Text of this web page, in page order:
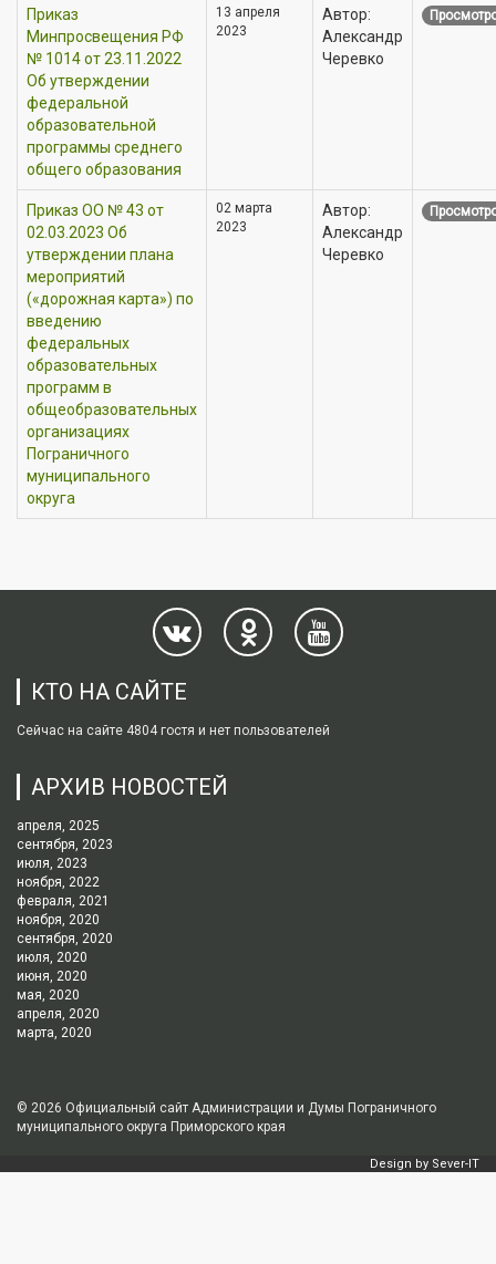
Приказ
Минпросвещения РФ
№ 1014 от 23.11.2022
Об утверждении
федеральной
образовательной
программы среднего
общего образования
13 апреля
2023
Автор:
Александр
Черевко
Приказ OO № 43 от
02.03.2023 Об
утверждении плана
мероприятий
(«дорожная карта») по
введению
федеральных
образовательных
программ в
общеобразовательных
организациях
Пограничного
муниципального
округа
02 марта
2023
Автор:
Александр
Черевко
КТО НА САЙТЕ
Сейчас на сайте 4804 гостя и нет пользователей
АРХИВ НОВОСТЕЙ
апреля, 2025
сентября, 2023
июля, 2023
ноября, 2022
февраля, 2021
ноября, 2020
сентября, 2020
июля, 2020
июня, 2020
мая, 2020
апреля, 2020
марта, 2020
© 2026 Официальный сайт Администрации и Думы Пограничного
муниципального округа Приморского края
Design by Sever-IT